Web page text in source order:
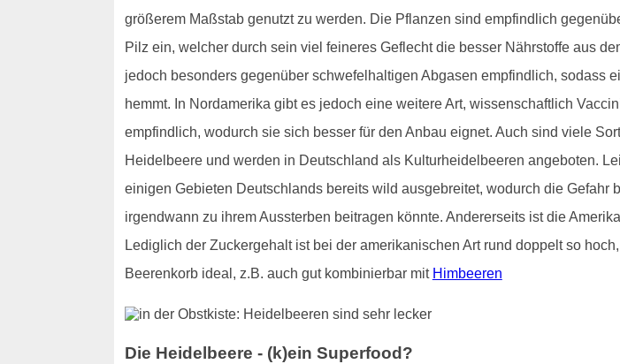
größerem Maßstab genutzt zu werden. Die Pflanzen sind empfindlich
Pilz ein, welcher durch sein viel feineres Geflecht die besser Nährstoffe aus
jedoch besonders gegenüber schwefelhaltigen Abgasen empfindlich, sodass
hemmt. In Nordamerika gibt es jedoch eine weitere Art, wissenschaftlich
empfindlich, wodurch sie sich besser für den Anbau eignet. Auch sind viele
Heidelbeere und werden in Deutschland als Kulturheidelbeeren angeboten.
einigen Gebieten Deutschlands bereits wild ausgebreitet, wodurch die Gefahr
irgendwann zu ihrem Aussterben beitragen könnte. Andererseits ist die
Lediglich der Zuckergehalt ist bei der amerikanischen Art rund doppelt so
Beerenkorb ideal, z.B. auch gut kombinierbar mit Himbeeren
Die Heidelbeere - (k)ein Superfood?